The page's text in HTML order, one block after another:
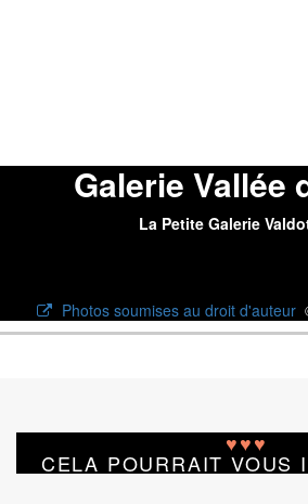
Galerie Vallée
La Petite Galerie
Photos soumises au droit d'auteur
♥♥♥
CELA POURRAIT VOUS